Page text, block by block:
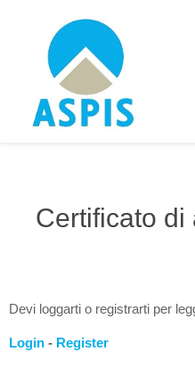
Certificato
Devi loggarti o registrarti per
Login - Register